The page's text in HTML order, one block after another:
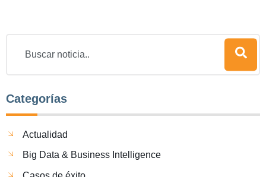
Categorías
Actualidad
Big Data & Business Intelligence